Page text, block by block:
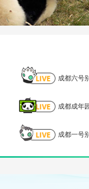
成都六号
成都成年
成都一号